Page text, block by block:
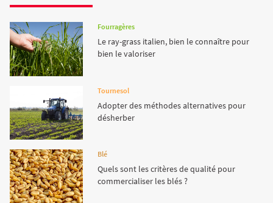
Fourragères
Le ray-grass italien, bien le connaître pour
bien le valoriser
Tournesol
Adopter des méthodes alternatives pour
désherber
Blé
Quels sont les critères de qualité pour
commercialiser les blés ?